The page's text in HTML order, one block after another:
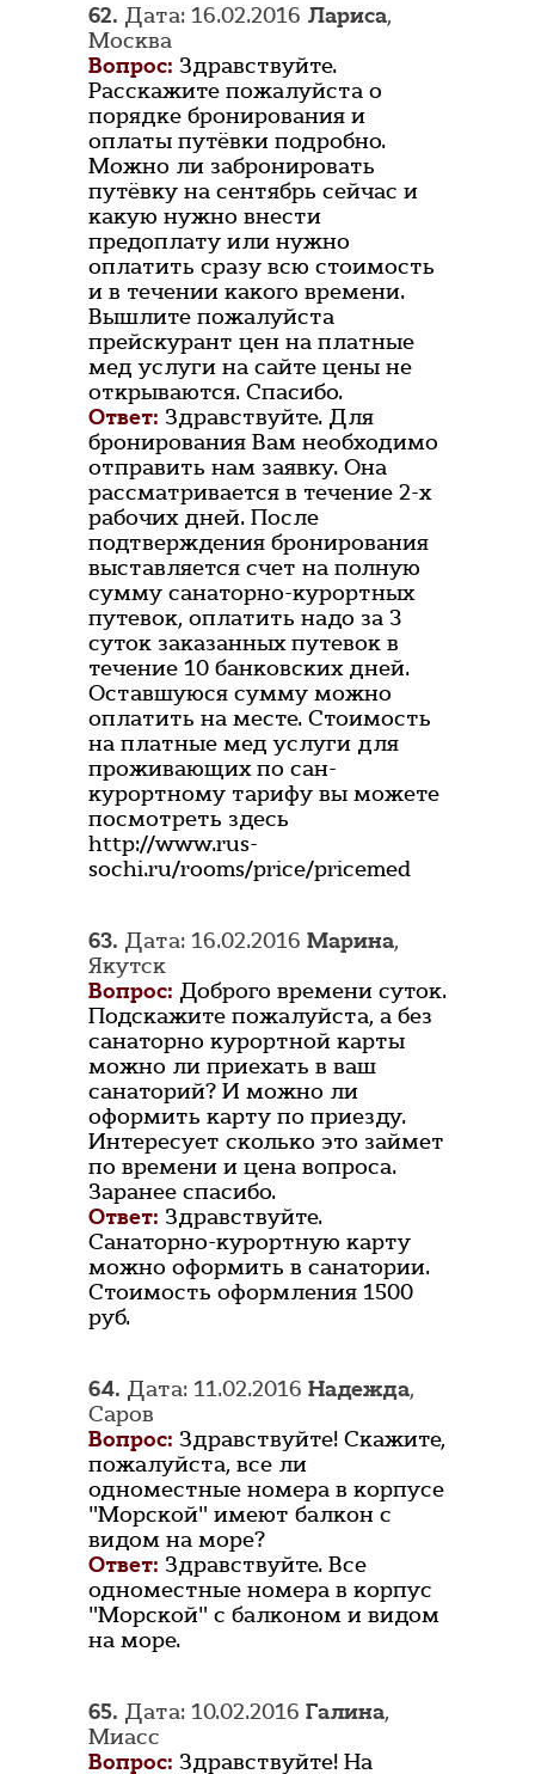
62. Дата: 16.02.2016 Лариса,
Москва
Вопрос: Здравствуйте.
Расскажите пожалуйста о
порядке бронирования и
оплаты путёвки подробно.
Можно ли забронировать
путёвку на сентябрь сейчас и
какую нужно внести
предоплату или нужно
оплатить сразу всю стоимость
и в течении какого времени.
Вышлите пожалуйста
прейскурант цен на платные
мед услуги на сайте цены не
открываются. Спасибо.
Ответ: Здравствуйте. Для
бронирования Вам необходимо
отправить нам заявку. Она
рассматривается в течение 2-х
рабочих дней. После
подтверждения бронирования
выставляется счет на полную
сумму санаторно-курортных
путевок, оплатить надо за 3
суток заказанных путевок в
течение 10 банковских дней.
Оставшуюся сумму можно
оплатить на месте. Стоимость
на платные мед услуги для
проживающих по сан-
курортному тарифу вы можете
посмотреть здесь
http://www.rus-
sochi.ru/rooms/price/pricemed
63. Дата: 16.02.2016 Марина,
Якутск
Вопрос: Доброго времени суток.
Подскажите пожалуйста, а без
санаторно курортной карты
можно ли приехать в ваш
санаторий? И можно ли
оформить карту по приезду.
Интересует сколько это займет
по времени и цена вопроса.
Заранее спасибо.
Ответ: Здравствуйте.
Санаторно-курортную карту
можно оформить в санатории.
Стоимость оформления 1500
руб.
64. Дата: 11.02.2016 Надежда,
Саров
Вопрос: Здравствуйте! Скажите,
пожалуйста, все ли
одноместные номера в корпусе
"Морской" имеют балкон с
видом на море?
Ответ: Здравствуйте. Все
одноместные номера в корпус
"Морской" с балконом и видом
на море.
65. Дата: 10.02.2016 Галина,
Миасс
Вопрос: Здравствуйте! На